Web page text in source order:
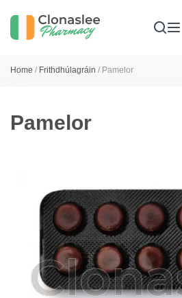
Home / Frithdhúlagráin / Pamelor
Pamelor